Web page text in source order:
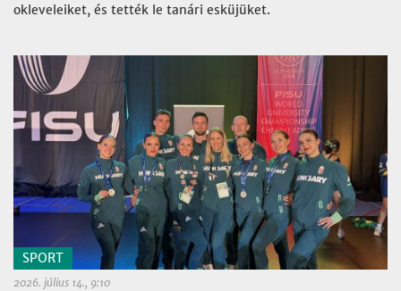
okleveleiket, és tették le tanári esküjüket.
SPORT
2026. július 14., 9:10